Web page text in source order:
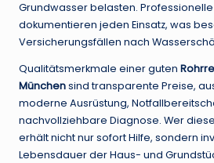
Grundwasser belasten.
dokumentieren jeden Einsatz, was
Versicherungsfällen nach
Qualitätsmerkmale einer guten
Münchensind transparente Preise,
moderne Ausrüstung,
nachvollziehbare Diagnose. Wer
erhält nicht nur sofort Hilfe, sondern
Lebensdauer der Haus- und